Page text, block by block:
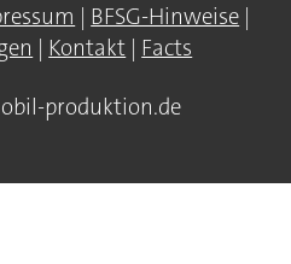
| BFSG-Hinweise |
| Kontakt | Facts
produktion.de